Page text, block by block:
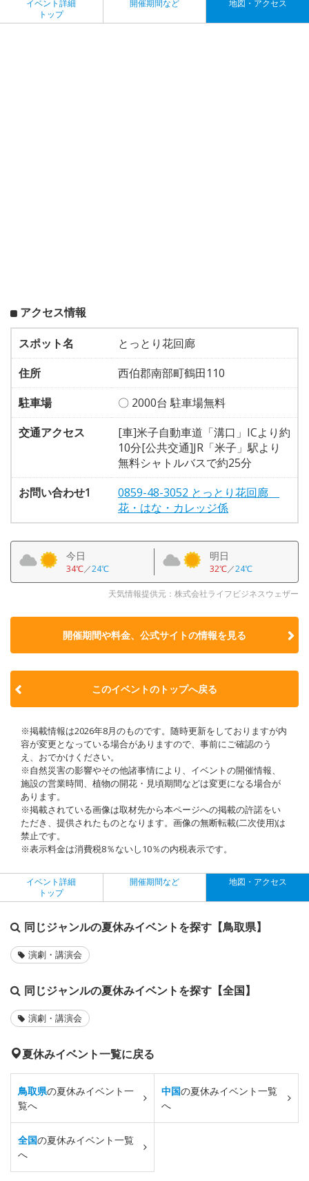
イベント詳細
トップ
開催期間など 地図・アクセス
アクセス情報
スポット名
とっとり花回廊
住所
西伯郡南部町鶴田110
駐車場
〇 2000台 駐車場無料
交通アクセス
[車]米子自動車道「溝口」ICより約
10分[公共交通]JR「米子」駅より
無料シャトルバスで約25分
お問い合わせ1
0859-48-3052 とっとり花回廊
花・はな・カレッジ係
今日
34℃／24℃
明日
32℃／24℃
天気情報提供元：株式会社ライフビジネスウェザー
開催期間や料金、公式サイトの情報を見る
このイベントのトップへ戻る
※掲載情報は2026年8月のものです。随時更新をしておりますが内
容が変更となっている場合がありますので、事前にご確認のう
え、おでかけください。
※自然災害の影響やその他諸事情により、イベントの開催情報、
施設の営業時間、植物の開花・見頃期間などは変更になる場合が
あります。
※掲載されている画像は取材先から本ページへの掲載の許諾をい
ただき、提供されたものとなります。画像の無断転載(二次使用)は
禁止です。
※表示料金は消費税8％ないし10％の内税表示です。
イベント詳細
トップ
開催期間など 地図・アクセス
同じジャンルの夏休みイベントを探す【鳥取県】
演劇・講演会
同じジャンルの夏休みイベントを探す【全国】
演劇・講演会
夏休みイベント一覧に戻る
鳥取県の夏休みイベント一
覧へ
中国の夏休みイベント一覧
へ
全国の夏休みイベント一覧
へ